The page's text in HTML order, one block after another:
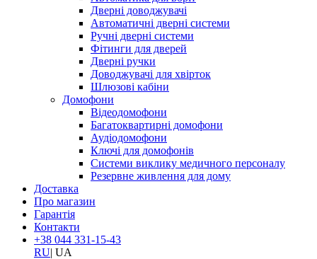
Дверні доводжувачі
Автоматичні дверні системи
Ручні дверні системи
Фітинги для дверей
Дверні ручки
Доводжувачі для хвірток
Шлюзові кабіни
Домофони
Відеодомофони
Багатоквартирні домофони
Аудіодомофони
Ключі для домофонів
Системи виклику медичного персоналу
Резервне живлення для дому
Доставка
Про магазин
Гарантія
Контакти
+38 044 331-15-43
RU| UA